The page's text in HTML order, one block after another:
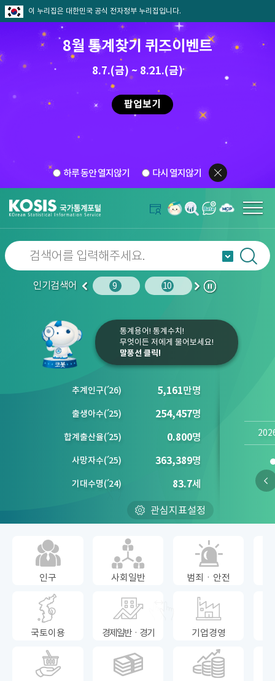
이 누리집은 대한민국 공식 전자정부 누리집입니다.
8월 통계찾기 퀴즈이벤트
8.7.(금) ~ 8.21.(금)
팝업보기
하루 동안 열지않기 다시 열지않기
인기검색어
이
10 임금 9 10 1
다
정
통계용어! 통계수치!
무엇이든 저에게 물어보세요!
말풍선 클릭!
추계인구(´26) 5,161만명
출생아수(´25) 254,457명
합계출산율(´25) 0.800명
사망자수(´25) 363,389명
기대수명(´24) 83.7세
관심지표설정
인구 사회일반 범죄ㆍ안전
국토이용 경제일반ㆍ경기 기업경영